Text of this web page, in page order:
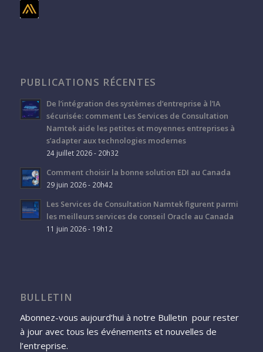
PUBLICATIONS RÉCENTES
De l’intégration des systèmes d’entreprise à l’IA
sécurisée: comment Les Services de Consultation
Namtek aide les petites et moyennes entreprises à
s’adapter aux technologies modernes
24 juillet 2026 - 20h32
Comment choisir la bonne solution EDI au Canada
29 juin 2026 - 20h42
Les Services de Consultation Namtek figurent parmi
les meilleurs services de conseil Oracle au Canada
11 juin 2026 - 19h12
BULLETIN
Abonnez-vous aujourd’hui à notre Bulletin pour rester
à jour avec tous les événements et nouvelles de
l’entreprise.